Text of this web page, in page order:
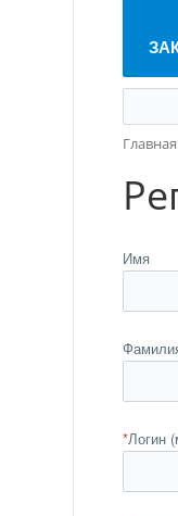
Имя
*Логин